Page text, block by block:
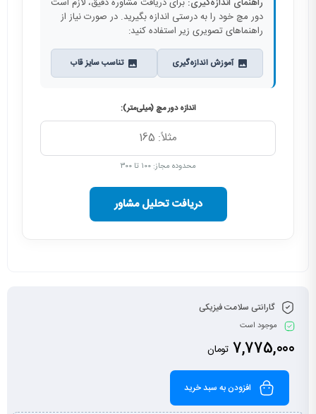
دور مچ خود را به درستی اندازه بگیرید. در صورت نیاز از
راهنماهای تصویری زیر استفاده کنید:
آموزش اندازه‌گیری تناسب سایز قاب
اندازه دور مچ (میلی‌متر):
محدوده مجاز: ۱۰۰ تا ۳۰۰
دریافت تحلیل مشاور
گارانتی سلامت فیزیکی
موجود است
7,775,000 تومان
افزودن به سبد خرید